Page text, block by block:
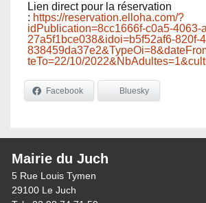
Lien direct pour la réservation
: https://reservation.elloha.com/?
idPublication=8cc1666f-c0a5-4063-
27a5f1bce038&idoi=b5f52af6-820f-
teTo=22/10/
Facebook Bluesky
Mairie du Juch
5 Rue Louis Tymen
29100 Le Juch